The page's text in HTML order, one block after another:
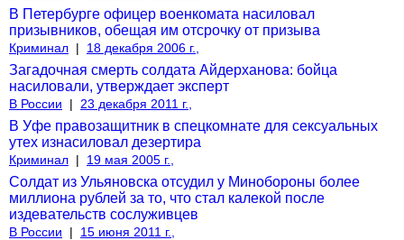
В Петербурге офицер военкомата насиловал
призывников, обещая им отсрочку от призыва
Криминал | 18 декабря 2006 г.,
Загадочная смерть солдата Айдерханова: бойца
насиловали, утверждает эксперт
В России | 23 декабря 2011 г.,
В Уфе правозащитник в спецкомнате для сексуальных
утех изнасиловал дезертира
Криминал | 19 мая 2005 г.,
Солдат из Ульяновска отсудил у Минобороны более
миллиона рублей за то, что стал калекой после
издевательств сослуживцев
В России | 15 июня 2011 г.,